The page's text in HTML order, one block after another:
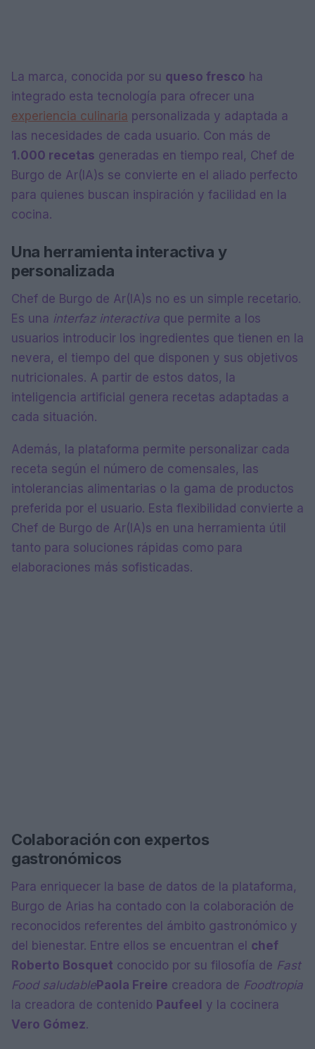
La marca, conocida por su queso fresco ha
integrado esta tecnología para ofrecer una
experiencia culinaria personalizada y adaptada a
las necesidades de cada usuario. Con más de
1.000 recetas generadas en tiempo real, Chef de
Burgo de Ar(IA)s se convierte en el aliado perfecto
para quienes buscan inspiración y facilidad en la
cocina.
Una herramienta interactiva y
personalizada
Chef de Burgo de Ar(IA)s no es un simple recetario.
Es una interfaz interactiva que permite a los
usuarios introducir los ingredientes que tienen en la
nevera, el tiempo del que disponen y sus objetivos
nutricionales. A partir de estos datos, la
inteligencia artificial genera recetas adaptadas a
cada situación.
Además, la plataforma permite personalizar cada
receta según el número de comensales, las
intolerancias alimentarias o la gama de productos
preferida por el usuario. Esta flexibilidad convierte a
Chef de Burgo de Ar(IA)s en una herramienta útil
tanto para soluciones rápidas como para
elaboraciones más sofisticadas.
Colaboración con expertos
gastronómicos
Para enriquecer la base de datos de la plataforma,
Burgo de Arias ha contado con la colaboración de
reconocidos referentes del ámbito gastronómico y
del bienestar. Entre ellos se encuentran el chef
Roberto Bosquet conocido por su filosofía de Fast
Food saludable Paola Freire creadora de Foodtropia
la creadora de contenido Paufeel y la cocinera
Vero Gómez.